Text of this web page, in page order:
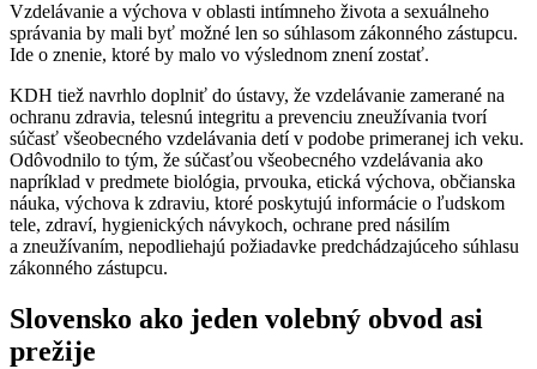
Vzdelávanie a výchova v oblasti intímneho života a sexuálneho
správania by mali byť možné len so súhlasom zákonného zástupcu.
Ide o znenie, ktoré by malo vo výslednom znení zostať.
KDH tiež navrhlo doplniť do ústavy, že vzdelávanie zamerané na
ochranu zdravia, telesnú integritu a prevenciu zneužívania tvorí
súčasť všeobecného vzdelávania detí v podobe primeranej ich veku.
Odôvodnilo to tým, že súčasťou všeobecného vzdelávania ako
napríklad v predmete biológia, prvouka, etická výchova, občianska
náuka, výchova k zdraviu, ktoré poskytujú informácie o ľudskom
tele, zdraví, hygienických návykoch, ochrane pred násilím
a zneužívaním, nepodliehajú požiadavke predchádzajúceho súhlasu
zákonného zástupcu.
Slovensko ako jeden volebný obvod asi
prežije